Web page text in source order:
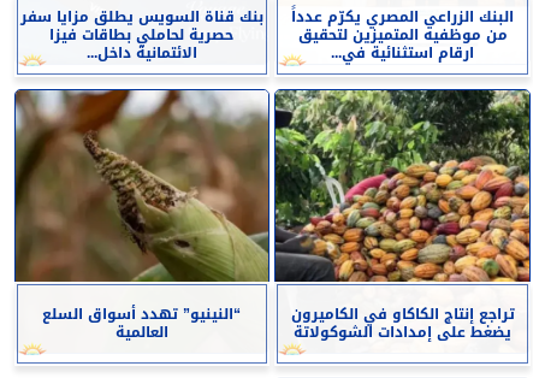
البنك الزراعي المصري يكرّم عدداً
من موظفيه المتميزين لتحقيق
ارقام استثنائية في...
بنك قناة السويس يطلق مزايا سفر
حصرية لحاملي بطاقات فيزا
الائتمانية داخل...
تراجع إنتاج الكاكاو في الكاميرون
يضغط على إمدادات الشوكولاتة
“النينيو” تهدد أسواق السلع
العالمية